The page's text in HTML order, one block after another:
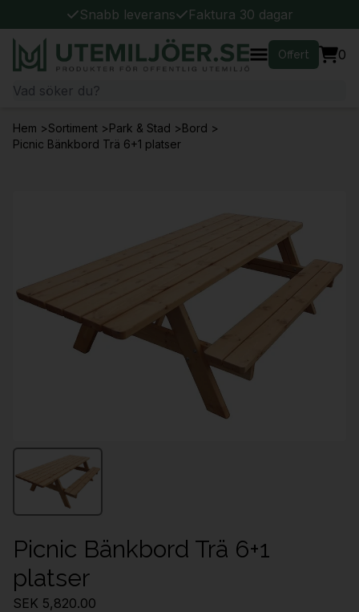
Snabb leverans Faktura 30 dagar
Offert 0
Hem >Sortiment >Park & Stad >Bord >
Picnic Bänkbord Trä 6+1 platser
Picnic Bänkbord Trä 6+1
platser
SEK 5,820.00